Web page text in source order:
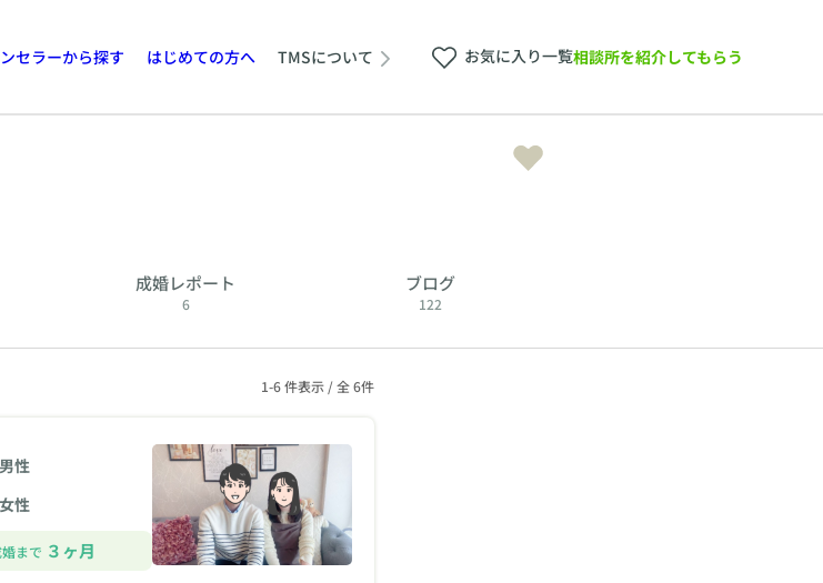
セラーから探す はじめての方へ TMSについて お気に入り一覧相談所を紹介してもらう
成婚レポート
6
ブログ
122
1-6 件表示 / 全 6件
性
性
まで ３ヶ月